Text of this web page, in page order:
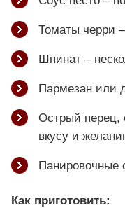
Томаты черри
Шпинат –
Пармезан или
Острый перец,
вкусу и
Панировочные
Как приготовить: